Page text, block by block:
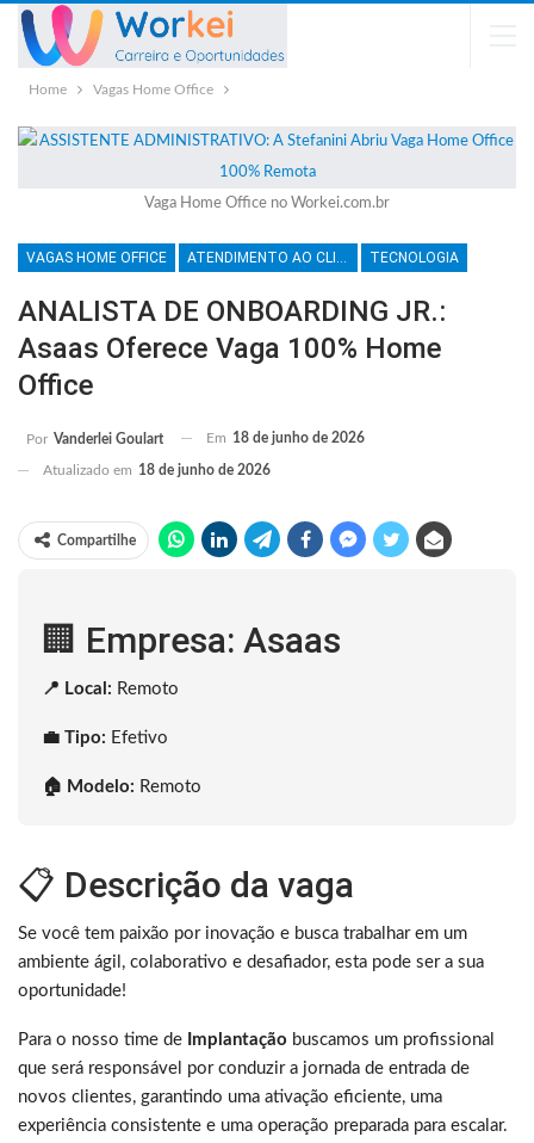
Home Vagas Home Office
Vaga Home Office no Workei.com.br
VAGAS HOME OFFICE ATENDIMENTO AO CLIENTE TECNOLOGIA
ANALISTA DE ONBOARDING JR.:
Asaas Oferece Vaga 100% Home
Office
Por Vanderlei Goulart Em 18 de junho de 2026
Atualizado em 18 de junho de 2026
Compartilhe
🏢 Empresa: Asaas
📍 Local: Remoto
💼 Tipo: Efetivo
🏠 Modelo: Remoto
📋 Descrição da vaga
Se você tem paixão por inovação e busca trabalhar em um
ambiente ágil, colaborativo e desafiador, esta pode ser a sua
oportunidade!
Para o nosso time de Implantação buscamos um profissional
que será responsável por conduzir a jornada de entrada de
novos clientes, garantindo uma ativação eficiente, uma
experiência consistente e uma operação preparada para escalar.